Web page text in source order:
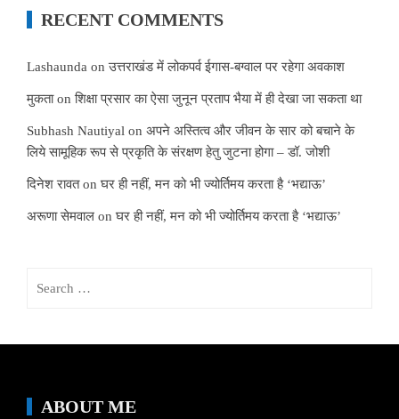
RECENT COMMENTS
Lashaunda onउत्तराखंड में लोकपर्व ईगास-बग्वाल पर रहेगा अवकाश
मुकताonशिक्षा प्रसार का ऐसा जुनून प्रताप भैया में ही देखा जा सकता था
Subhash Nautiyal on अपने अस्तित्व और जीवन के सार को बचाने के
लिये सामूहिक रूप से प्रकृति के संरक्षण हेतु जुटना होगा – डॉ. जोशी
दिनेश रावतonघर ही नहीं, मन को भी ज्योर्तिमय करता है ‘भद्याऊ’
अरूणा सेमवाल onघर ही नहीं, मन को भी ज्योर्तिमय करता है ‘भद्याऊ’
ABOUT ME